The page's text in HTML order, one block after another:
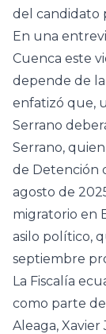
del candidato
En una
Cuenca este
depende de
enfatizó que,
Serrano
Serrano,
de Detención
agosto de
migratorio en
asilo político,
septiembre
La Fiscalía
como parte
Aleaga,